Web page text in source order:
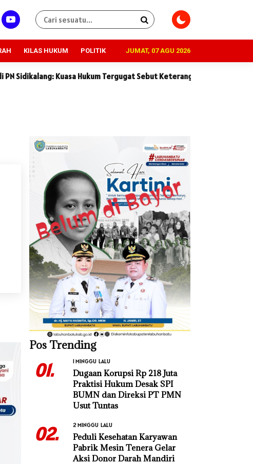
KILAS HUKUM POLITIK JUMAT, 07 AGU 2026
Kuasa Hukum Tergugat Sebut Keterangan Saksi Penggugat Tidak
Pos Trending
01. 1 MINGGU LALU
Dugaan Korupsi Rp 218 Juta
Praktisi Hukum Desak SPI
BUMN dan Direksi PT PMN
Usut Tuntas
02. 2 MINGGU LALU
Peduli Kesehatan Karyawan
Pabrik Mesin Tenera Gelar
Aksi Donor Darah Mandiri